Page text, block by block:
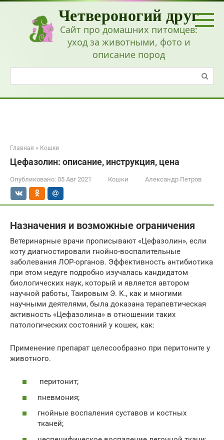
Перейти
Четвероногий друг
Сайт про домашних питомцев:
уход за животными, фото и
описание пород
Поиск:
Главная » Кошки
Цефазолин: описание, инструкция, цена
Опубликовано: 05 Авг 2021 Кошки Александр Петров
Назначения и возможные ограничения
Ветеринарные врачи прописывают «Цефазолин», если
коту диагностировали гнойно-воспалительные
заболевания ЛОР-органов. Эффективность антибиотика
при этом недуге подробно изучалась кандидатом
биологических наук, который и является автором
научной работы, Таировым Э. К., как и многими
научными деятелями, была доказана терапевтическая
активность «Цефазолина» в отношении таких
патологических состояний у кошек, как:
Применение препарат целесообразно при перитоните у
животного.
перитонит;
пневмония;
гнойные воспаления суставов и костных
тканей;